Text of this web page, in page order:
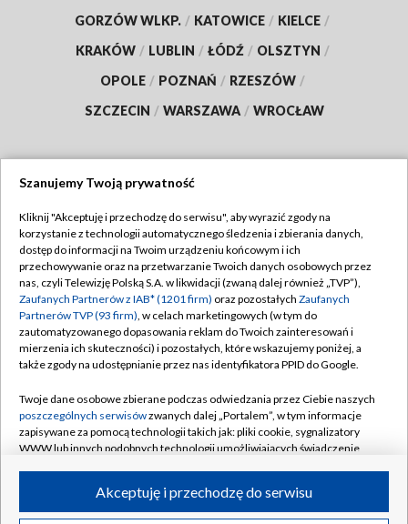
GORZÓW WLKP. / KATOWICE / KIELCE /
KRAKÓW / LUBLIN / ŁÓDŹ / OLSZTYN /
OPOLE / POZNAŃ / RZESZÓW /
SZCZECIN / WARSZAWA / WROCŁAW
TVP
Abonament TVP
Emisja w TVP
Centrum informacji TVP
Naziemna Telewizja Cyfrowa
Rada Programowa
System NOS
Informacje o nadawcy
Program dla prasy
Regulamin TVP
Polityka prywatności
Moje zgody
Pomoc
Kontakt
Kanały
©2026 Telewizja Polska S.A. w likwidacji
Szanujemy Twoją prywatność
Kliknij "Akceptuję i przechodzę do serwisu", aby wyrazić zgody na
korzystanie z technologii automatycznego śledzenia i zbierania danych,
dostęp do informacji na Twoim urządzeniu końcowym i ich
przechowywanie oraz na przetwarzanie Twoich danych osobowych przez
nas, czyli Telewizję Polską S.A. w likwidacji (zwaną dalej również „TVP”),
Zaufanych Partnerów z IAB* (1201 firm) oraz pozostałych Zaufanych
Partnerów TVP (93 firm), w celach marketingowych (w tym do
zautomatyzowanego dopasowania reklam do Twoich zainteresowań i
mierzenia ich skuteczności) i pozostałych, które wskazujemy poniżej, a
także zgody na udostępnianie przez nas identyfikatora PPID do Google.
Twoje dane osobowe zbierane podczas odwiedzania przez Ciebie naszych
poszczególnych serwisówzwanych dalej „Portalem”, w tym informacje
zapisywane za pomocą technologii takich jak: pliki cookie, sygnalizatory
WWW lub innych podobnych technologii umożliwiających świadczenie
ruchu w Internecie.Akceptuję i przechodzę do serwisu